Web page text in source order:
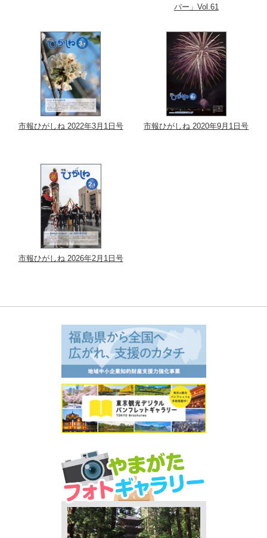
バー」Vol.61
市報ひがしね 2022年3月1日号 市報ひがしね 2020年9月1日号
市報ひがしね 2026年2月1日号